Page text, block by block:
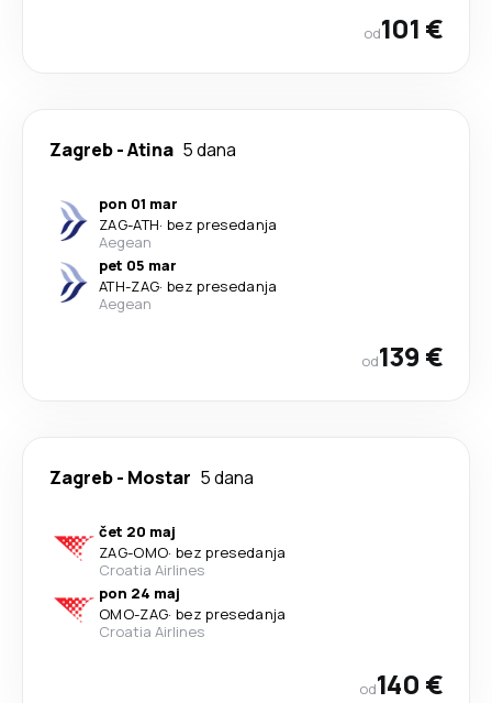
od101 €
Zagreb-Atina 5 dana
pon 01 mar
ZAG-ATH· bez presedanja
Aegean
pet 05 mar
ATH-ZAG· bez presedanja
Aegean
od139 €
Zagreb- Mostar 5 dana
čet 20 maj
ZAG-OMO· bez presedanja
Croatia Airlines
pon 24 maj
OMO-ZAG· bez presedanja
Croatia Airlines
od140 €